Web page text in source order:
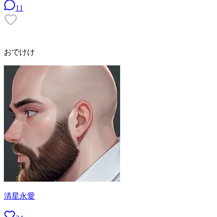
11
おでけけ
清星永愛